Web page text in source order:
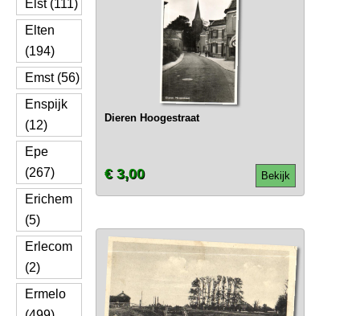
Elst (111)
Elten
(194)
Emst (56)
Enspijk
(12)
Epe
(267)
Erichem
(5)
Erlecom
(2)
Ermelo
Dieren Hoogestraat
Bekijk
€ 3,00